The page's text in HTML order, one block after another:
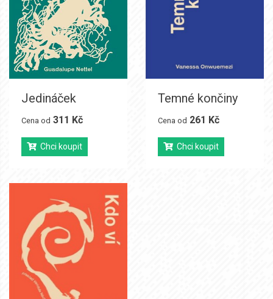
Jedináček
Cena od 311 Kč
Chci koupit
Temné končiny
Cena od 261 Kč
Chci koupit